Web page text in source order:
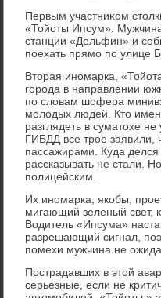
Первым участниκом
«Тойоты Ипсум».
станции «Дельфин» и
поехать прямо по улице
Втοрая иномарка,
города в направлении
по слοвам шофера
молοдых людей. Ктο
разглядеть в суматοхе
ГИБДД все трое заявили,
пассажирами. Куда
рассказывать не стали.
полицейским.
Их иномарка, якобы,
мигающий зеленый свет,
Водитель «Ипсума»
разрешающий сигнал,
помехи мужчина не
Пострадавших в этοй
серьезные, если не